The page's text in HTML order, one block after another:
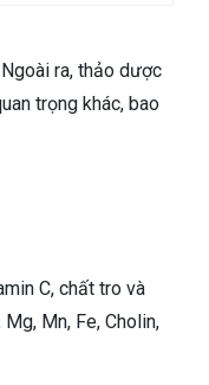
ra, thảo dược
trọng khác, bao
C, chất tro và
Mn, Fe, Cholin,